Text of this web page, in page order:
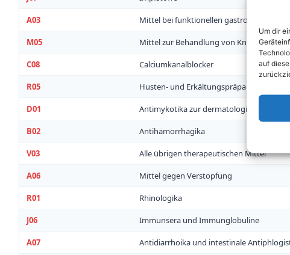
Um dir
auf
A03 Mittel bei funktionellen gastrointestinalen
M05 Mittel zur Behandlung von
C08 Calciumkanalblocker
R05 Husten- und Erkältungspräparate
D01 Antimykotika zur dermatologischen
B02 Antihämorrhagika
V03 Alle übrigen therapeutischen Mittel
A06 Mittel gegen Verstopfung
R01 Rhinologika
J06 Immunsera und Immunglobuline
A07 Antidiarrhoika und intestinale